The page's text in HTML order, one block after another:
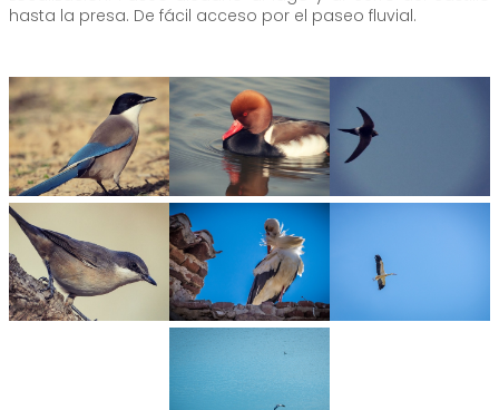
hasta la presa. De fácil acceso por el paseo fluvial.